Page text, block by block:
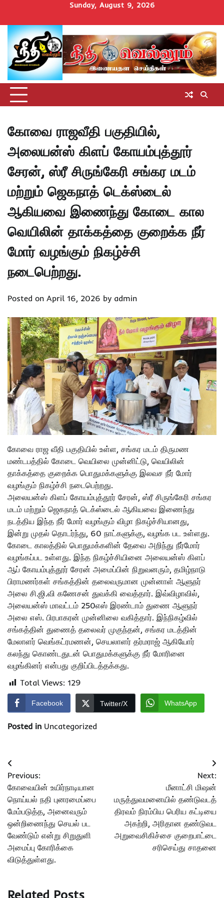
content
Sunday, August 9, 2026
Homeசெய்திகள்
தமிழ்நாடுமாவட்டச்செய்திகள்
அரசியல்ஆன்மிகம்
சட்டம்
அறிவோம்
சினிமாUncategorized
கோவை ராஜவீதி பகுதியில்,
அலையன்ஸ் கிளப் கோயம்புத்தூர்
சேரன், ஸ்ரீ சிருங்கேரி சங்கர மடம்
மற்றும் ஜெகநாத் டெக்ஸ்டைல்
ஆகியவை இணைந்து கோடை கால
வெயிலின் தாக்கத்தை குறைக்க நீர்
மோர் வழங்கும் நிகழ்ச்சி
நடைபெற்றது.
Posted on April 16, 2026 by admin
கோவை ராஜ வீதி பகுதியில் உள்ள, சங்கர மடம் திருமண
மண்டபத்தில் கோடை வெயிலை முன்னிட்டு, வெயிலின்
தாக்கத்தை குறைக்க பொதுமக்களுக்கு இலவச நீர் மோர்
வழங்கும் நிகழ்ச்சி நடைபெற்றது.
அலையன்ஸ் கிளப் கோயம்புத்தூர் சேரன், ஸ்ரீ சிருங்கேரி சங்கர
மடம் மற்றும் ஜெகநாத் டெக்ஸ்டைல் ஆகியவை இணைந்து
நடத்திய இந்த நீர் மோர் வழங்கும் விழா நிகழ்ச்சியானது,
இன்று முதல் தொடர்ந்து, 60 நாட்களுக்கு, வழங்க பட உள்ளது.
கோடை காலத்தில் பொதுமக்களின் தேவை அறிந்து நீர்மோர்
வழங்கப்பட உள்ளது. இந்த நிகழ்ச்சியினை அலையன்ஸ் கிளப்
ஆப் கோயம்புத்தூர் சேரன் அமைப்பின் நிறுவனரும், தமிழ்நாடு
பிராமணர்கள் சங்கத்தின் தலைவருமான முன்னாள் ஆளுநர்
அலை சி.ஜி.வி கணேசன் துவக்கி வைத்தார். இவ்விழாவில்,
அலையன்ஸ் மாவட்டம் 250எஸ் இரண்டாம் துணை ஆளுநர்
அலை எஸ். பிரபாகரன் முன்னிலை வகித்தார். இந்நிகழ்வில்
சங்கத்தின் துணைத் தலைவர் முகுந்தன், சங்கர மடத்தின்
மேலாளர் வெங்கட்ரமணன், செயலாளர் தர்மராஜ் ஆகியோர்
கலந்து கொண்டதுடன் பொதுமக்களுக்கு நீர் மோரினை
வழங்கினர் என்பது குறிப்பிடத்தக்கது.
Total Views: 129
Facebook Twitter/X WhatsApp
Posted in Uncategorized
Post
navigation
Previous:
கோவையின் உயிர்நாடியான
நொய்யல் நதி புனரமைப்பை
மேம்படுத்த, அனைவரும்
ஒன்றிணைந்து செயல் பட
வேண்டும் என்று சிறுதுளி
அமைப்பு கோரிக்கை
விடுத்துள்ளது.
Next:
மீனாட்சி மிஷன்
மருத்துவமனையில் தண்டுவடத்
திரவம் நிரம்பிய பெரிய கட்டியை
அகற்றி, அரிதான தண்டுவட
அறுவைசிகிச்சை குறைபாட்டை
சரிசெய்து சாதனை
Related Posts